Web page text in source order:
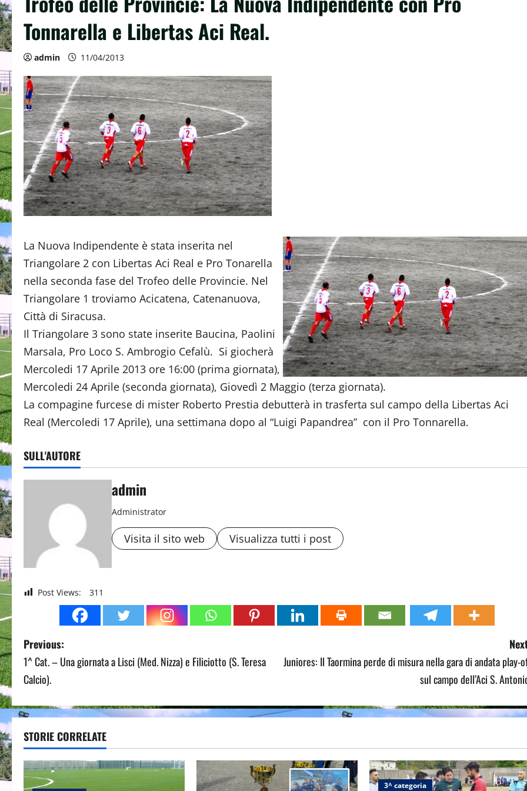
Tonnarella e Libertas Aci Real.
admin 11/04/2013
La Nuova Indipendente è stata inserita nel
Triangolare 2 con Libertas Aci Real e Pro Tonarella
nella seconda fase del Trofeo delle Provincie. Nel
Triangolare 1 troviamo Acicatena, Catenanuova,
Città di Siracusa.
Il Triangolare 3 sono state inserite Baucina, Paolini
Marsala, Pro Loco S. Ambrogio Cefalù. Si giocherà
Mercoledi 17 Aprile 2013 ore 16:00 (prima giornata),
Mercoledi 24 Aprile (seconda giornata), Giovedì 2 Maggio (terza giornata).
La compagine furcese di mister Roberto Prestia debutterà in trasferta sul campo della Libertas Aci
Real (Mercoledi 17 Aprile), una settimana dopo al “Luigi Papandrea” con il Pro Tonnarella.
SULL'AUTORE
admin
Administrator
Visita il sito web Visualizza tutti i post
Post Views: 311
P
o
t
n
a
Previous:
1^ Cat. – Una giornata a Lisci (Med. Nizza) e Filiciotto (S. Teresa
Calcio).
Juniores: Il Taormina perde di misura nella gara di andata play-
sul campo dell’Aci S.
STORIE CORRELATE
3^ categoria